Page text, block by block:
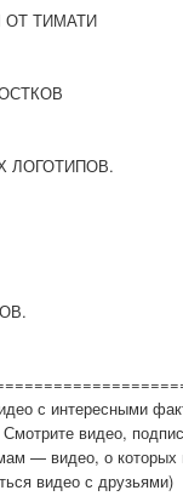
ОТ ТИМАТИ
ЛОГОТИПОВ.
с интересными
видео,
— видео, о
видео с друзьями)